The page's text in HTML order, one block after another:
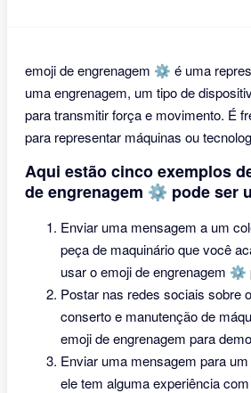
emoji de engrenagem ⚙ é uma
uma engrenagem, um tipo de
para transmitir força e movimento. É
para representar máquinas ou
Aqui estão cinco exemplos
de engrenagem ⚙ pode ser
Enviar uma mensagem a um
peça de maquinário que você
usar o emoji de engrenagem ⚙
Postar nas redes sociais sobre
conserto e manutenção de
emoji de engrenagem para
Enviar uma mensagem para
ele tem alguma experiência